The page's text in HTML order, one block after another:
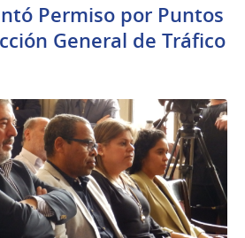
Permiso por Puntos
General de Tráfico